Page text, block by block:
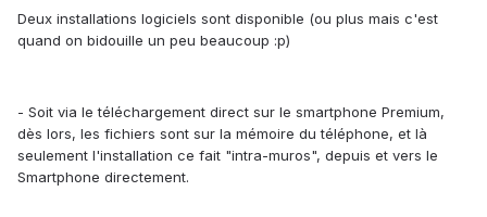
Deux installations logiciels sont disponible (ou plus mais c'est
quand on bidouille un peu beaucoup :p)
- Soit via le téléchargement direct sur le smartphone Premium,
dès lors, les fichiers sont sur la mémoire du téléphone, et là
seulement l'installation ce fait "intra-muros", depuis et vers le
Smartphone directement.